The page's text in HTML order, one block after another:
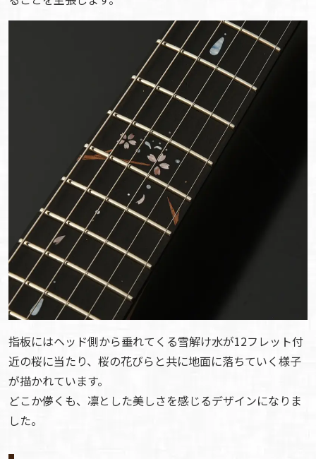
指板にはヘッド側から垂れてくる雪解け水が12フレット付
近の桜に当たり、桜の花びらと共に地面に落ちていく様子
が描かれています。
どこか儚くも、凛とした美しさを感じるデザインになりま
した。